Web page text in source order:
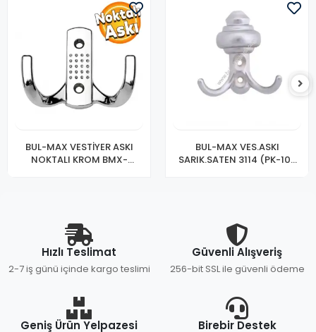
BUL-MAX VESTİYER ASKI
NOKTALI KROM BMX-
BUL-MAX VES.ASKI
SARIK.SATEN 3114 (PK-10-
Hızlı Teslimat
2-7 iş günü içinde kargo teslimi
Güvenli Alışveriş
256-bit SSL ile güvenli ödeme
Geniş Ürün Yelpazesi Birebir Destek